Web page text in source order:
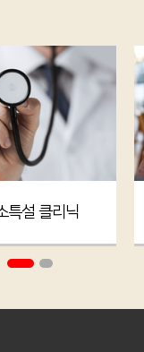
특설 클리닉